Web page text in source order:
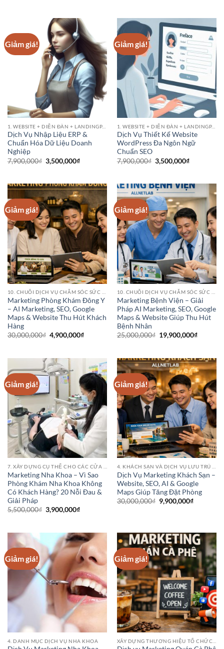
850,000₫.
Giảm giá!
1. WEBSITE + DIỄN ĐÀN + LANDINGPAGE
Dịch Vụ Nhập Liệu ERP &
Chuẩn Hóa Dữ Liệu Doanh
Nghiệp
7,900,000₫ Giá
gốc
3,500,000₫Giá
3,500,000₫.
Giảm giá!
1. WEBSITE + DIỄN ĐÀN + LANDINGPAGE
Dịch Vụ Thiết Kế Website
WordPress Đa Ngôn Ngữ
Chuẩn SEO
7,900,000₫ Giá
gốc
3,500,000₫Giá
Giảm giá!
Marketing Phòng Khám Đông Y
– AI Marketing, SEO, Google
Maps & Website Thu Hút Khách
Hàng
30,000,000₫ Giá
gốc
4,900,000₫Giá
4,900,000₫.
Giảm giá!
Marketing Bệnh Viện – Giải
Pháp AI Marketing, SEO, Google
Maps & Website Giúp Thu Hút
Bệnh Nhân
25,000,000₫ Giá
gốc
19,900,000₫Giá
Giảm giá!
Marketing Nha Khoa – Vì Sao
Phòng Khám Nha Khoa Không
Có Khách Hàng? 20 Nỗi Đau &
Giải Pháp
5,500,000₫ Giá
gốc
3,900,000₫Giá
3,900,000₫.
Giảm giá!
Dịch Vụ Marketing Khách Sạn –
Website, SEO, AI & Google
Maps Giúp Tăng Đặt Phòng
30,000,000₫ Giá
gốc
9,900,000₫Giá
Giảm giá!
4. DANH MỤC DỊCH VỤ NHA KHOA
Giảm giá!